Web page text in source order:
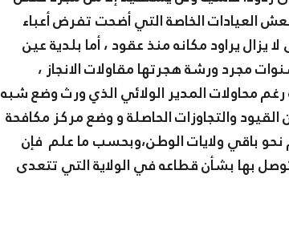
العيادات الخاصة التي أضحت تفرض أعباء
يراود مكانه منذ عقود ، أما بلدية عين
ورشة هجرتها مقاولات الانجاز ،
محاولات المدير الولائي الذي ورث وضع شبه
والتجاوزات الحاصلة و وضع مركز مكافحة
باقي ولايات الوطن،وبحسب ما علم فإن
توصل بها بشأن قطاعه في الولاية التي تتعدى